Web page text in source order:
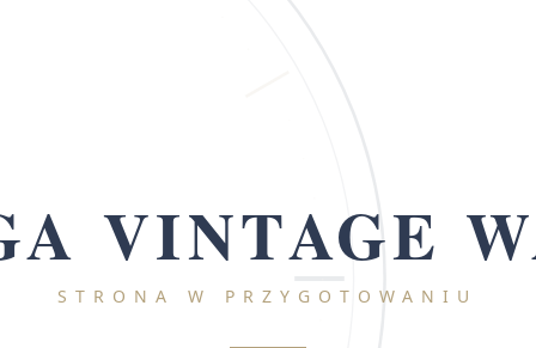
VINTAGE
STRONA W PRZYGOTOWANIU